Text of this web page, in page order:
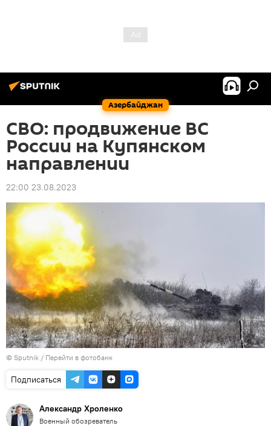
Азербайджан
СВО: продвижение ВС
России на Купянском
направлении
22:00 23.08.2023
© Sputnik / Перейти в фотобанк
Подписаться
Александр Хроленко
Военный обозреватель